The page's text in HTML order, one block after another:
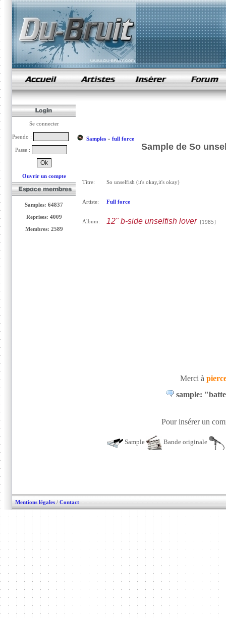
samples de rap
Se connecter
Pseudo :
Passe :
Ouvrir un compte
Samples: 64837
Reprises: 4009
Membres: 2589
Samples» full force
Sample de So
Titre: So unselfish (it's okay,it's okay)
Artiste: Full force
Album: 12" b-side unselfish lover[1985]
Merci à
sample:
Pour insérer un
Sample Bande originale
Mentions légales / Contact